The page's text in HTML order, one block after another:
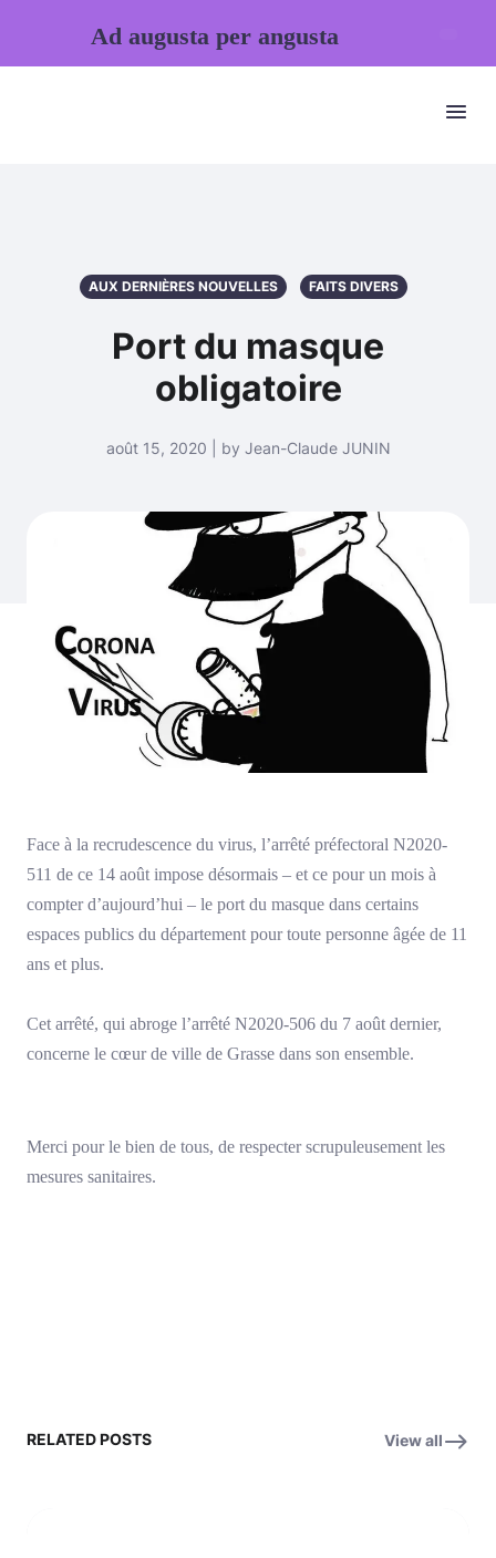
AUX DERNIÈRES NOUVELLES FAITS DIVERS
Port du masque
obligatoire
août 15, 2020 | by Jean-Claude JUNIN
Face à la recrudescence du virus, l’arrêté préfectoral N2020-
511 de ce 14 août impose désormais – et ce pour un mois à
compter d’aujourd’hui – le port du masque dans certains
espaces publics du département pour toute personne âgée de 11
ans et plus.
Cet arrêté, qui abroge l’arrêté N2020-506 du 7 août dernier,
concerne le cœur de ville de Grasse dans son ensemble.
Merci pour le bien de tous, de respecter scrupuleusement les
mesures sanitaires.
RELATED POSTS View all
Ad augusta per angusta